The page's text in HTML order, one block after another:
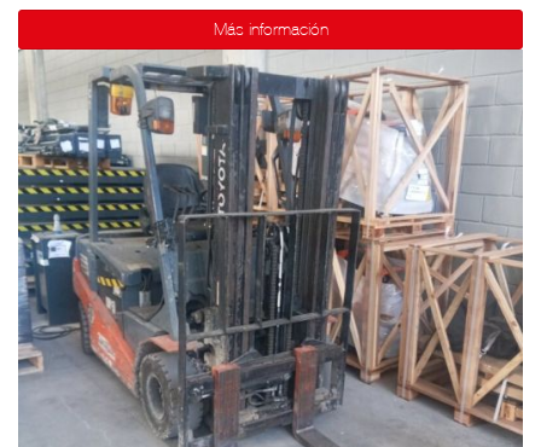
Más información